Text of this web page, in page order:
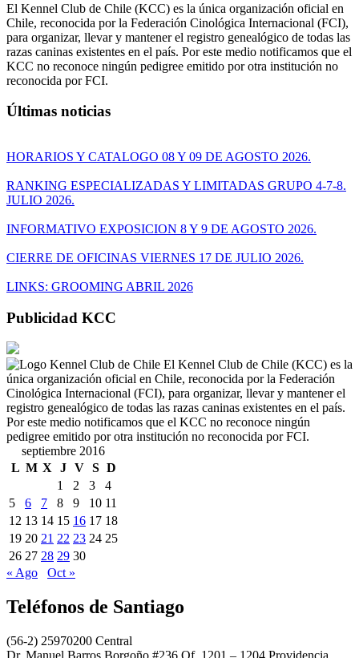
El Kennel Club de Chile (KCC) es la única organización oficial en
Chile, reconocida por la Federación Cinológica Internacional (FCI),
para organizar, llevar y mantener el registro genealógico de todas las
razas caninas existentes en el país. Por este medio notificamos que el
KCC no reconoce ningún pedigree emitido por otra institución no
reconocida por FCI.
Últimas noticias
HORARIOS Y CATALOGO 08 Y 09 DE AGOSTO 2026.
RANKING ESPECIALIZADAS Y LIMITADAS GRUPO 4-7-8.
JULIO 2026.
INFORMATIVO EXPOSICION 8 Y 9 DE AGOSTO 2026.
CIERRE DE OFICINAS VIERNES 17 DE JULIO 2026.
LINKS: GROOMING ABRIL 2026
Publicidad KCC
El Kennel Club de Chile (KCC) es la
única organización oficial en Chile, reconocida por la Federación
Cinológica Internacional (FCI), para organizar, llevar y mantener el
registro genealógico de todas las razas caninas existentes en el país.
Por este medio notificamos que el KCC no reconoce ningún
pedigree emitido por otra institución no reconocida por FCI.
septiembre 2016
L M X J V S D
1
2 3
4
5
6 7 8 9 10 11
12 13 14 15 16 17 18
19 20 21 22 23 24 25
26 27 28 29 30
« Ago
Oct »
Teléfonos de Santiago
(56-2) 25970200 Central